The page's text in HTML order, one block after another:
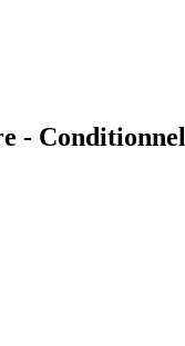
- Conditionnel